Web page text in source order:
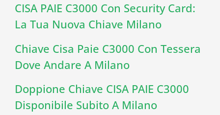
CISA PAIE C3000 Con Security Card:
La Tua Nuova Chiave Milano
Chiave Cisa Paie C3000 Con Tessera
Dove Andare A Milano
Doppione Chiave CISA PAIE C3000
Disponibile Subito A Milano